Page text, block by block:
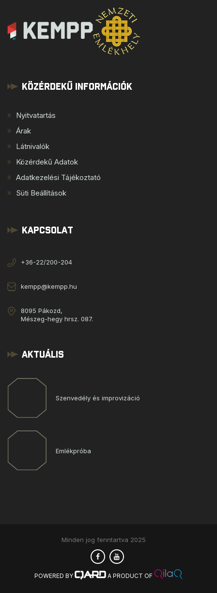
Közérdekű Információk
Nyitvatartás
Árak
Látnivalók
Közérdekű Adatok
Adatkezelési Tájékoztató
Süti Beállítások
Kapcsolat
+36-22/200-204
kempp@kempp.hu
8095 Pákozd,
Mészeg-hegy hrsz. 087.
Aktuális
Szenvedély és improvizáció
Emlékpróba
Minden jog fenntartva 2025
POWERED BY A PRODUCT OF